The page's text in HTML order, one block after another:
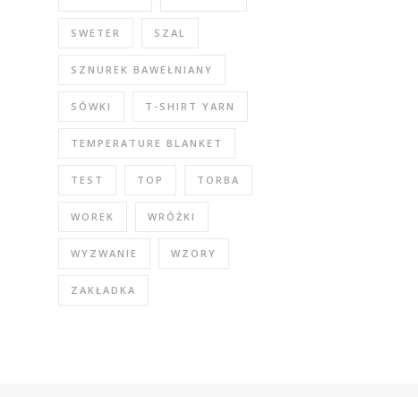
SWETER SZAL
SZNUREK BAWEŁNIANY
SÓWKI T-SHIRT YARN
TEMPERATURE BLANKET
TEST TOP TORBA
WOREK WRÓŻKI
WYZWANIE WZORY
ZAKŁADKA